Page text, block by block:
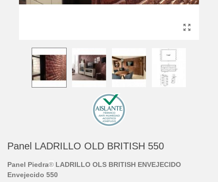
Panel LADRILLO OLD BRITISH 550
Panel Piedra® LADRILLO OLS BRITISH ENVEJECIDO
Envejecido 550